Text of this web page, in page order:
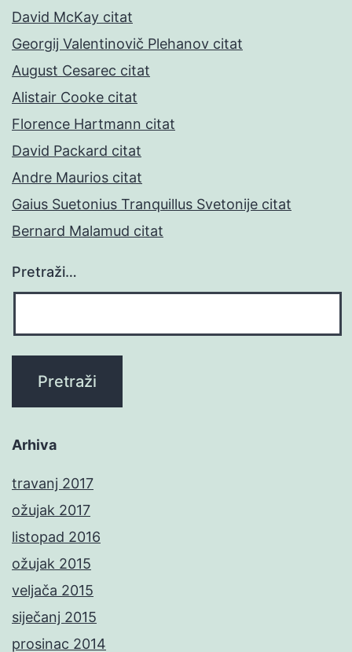
David McKay citat
Georgij Valentinovič Plehanov citat
August Cesarec citat
Alistair Cooke citat
Florence Hartmann citat
David Packard citat
Andre Maurios citat
Gaius Suetonius Tranquillus Svetonije citat
Bernard Malamud citat
Pretraži…
Arhiva
travanj 2017
ožujak 2017
listopad 2016
ožujak 2015
veljača 2015
siječanj 2015
prosinac 2014